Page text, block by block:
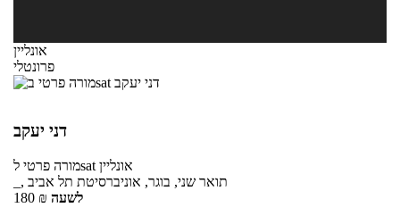
אונליין
פרונטלי
דני יעקב
מורה פרטילsat אונליין
_, תואר שני, בוגר, אוניברסיטת תל אביב
180 ₪ לשעה